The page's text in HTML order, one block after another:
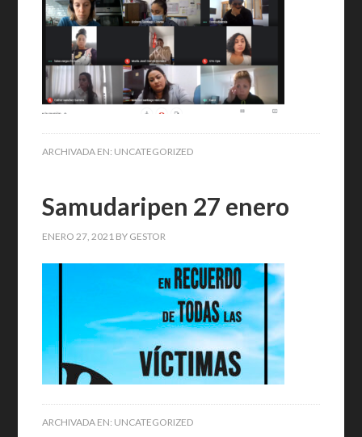
ARCHIVADA EN: UNCATEGORIZED
Samudaripen 27 enero
ENERO 27, 2021 BY GESTOR
ARCHIVADA EN: UNCATEGORIZED